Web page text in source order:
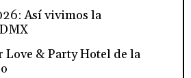
Así vivimos la
Love & Party Hotel de la